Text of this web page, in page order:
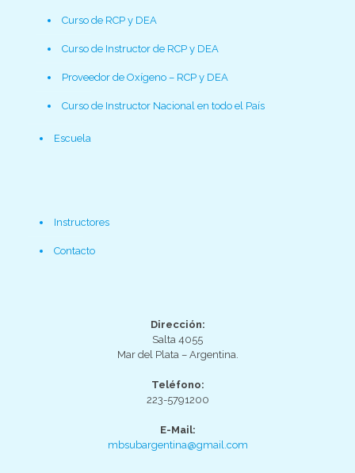
Curso de RCP y DEA
Curso de Instructor de RCP y DEA
Proveedor de Oxígeno – RCP y DEA
Curso de Instructor Nacional en todo el País
Escuela
Instructores
Contacto
Dirección:
Salta 4055
Mar del Plata – Argentina.
Teléfono:
223-5791200
E-Mail:
mbsubargentina@gmail.com